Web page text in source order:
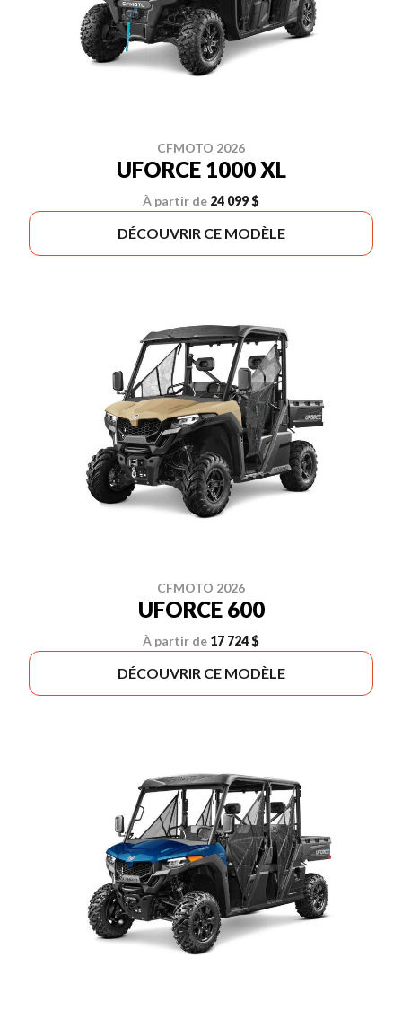
CFMOTO 2026
UFORCE 1000 XL
À partir de 24 099 $
DÉCOUVRIR CE MODÈLE
CFMOTO 2026
UFORCE 600
À partir de 17 724 $
DÉCOUVRIR CE MODÈLE